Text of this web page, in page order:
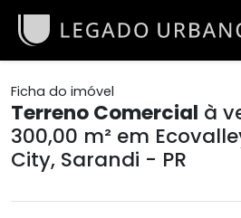
Ficha do imóvel
Terreno Comercial à
300,00 m² em
City, Sarandi - PR